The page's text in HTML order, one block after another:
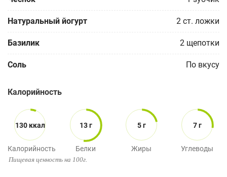
Натуральный йогурт 2 ст. ложки
Базилик 2 щепотки
Соль По вкусу
Калорийность
130 ккал
Калорийность
13 г
Белки
5 г
Жиры
7 г
Углеводы
Пищевая ценность на 100г.